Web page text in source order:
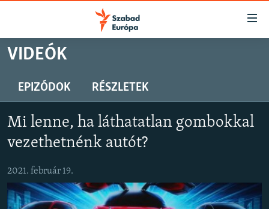
Akadálymentes
Ugrás
oldalra
tartalomjegyzékre
keresésre
AKTUÁLIS
VIDEÓK
ELEMZŐ
NER15
SZABADON
VIDEÓK
EPIZÓDOK RÉSZLETEK
Mi lenne, ha láthatatlan gombokkal
vezethetnénk autót?
2021. február 19.